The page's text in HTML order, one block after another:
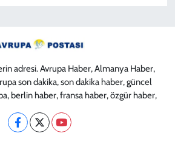
adresi. Avrupa Haber, Almanya Haber,
son dakika, son dakika haber, güncel
berlin haber, fransa haber, özgür haber,